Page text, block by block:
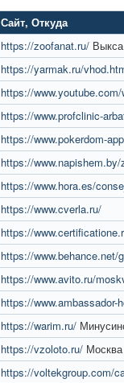
Сайт, Откуда
https://zoofanat.ru/ Выкса
https://yarmak.ru/
https://
https://www.profclinic-
https://www.pokerdom-
https://
https://www.hora.es/
https://www.cverla.ru/
https://
https://
https://www.avito.ru/
https://www.ambassador-
https://warim.ru/
https://vzoloto.ru/ Москва
https://voltekgroup.com/